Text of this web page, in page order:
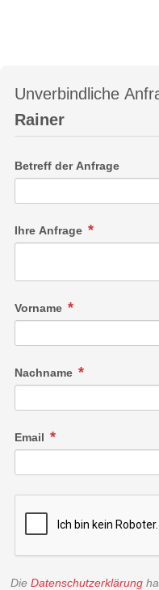
Unverbindliche
Rainer
Betreff der Anfrage
Ihre Anfrage
Vorname
Nachname
Email
Die Datenschutzerklärung